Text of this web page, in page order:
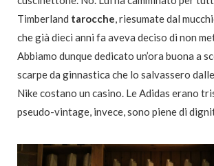
Timberland tarocche, riesumate dal
che già dieci anni fa aveva deciso di non
Abbiamo dunque dedicato un’ora buona a
scarpe da ginnastica che lo salvassero
Nike costano un casino. Le Adidas erano
pseudo-vintage, invece, sono piene di